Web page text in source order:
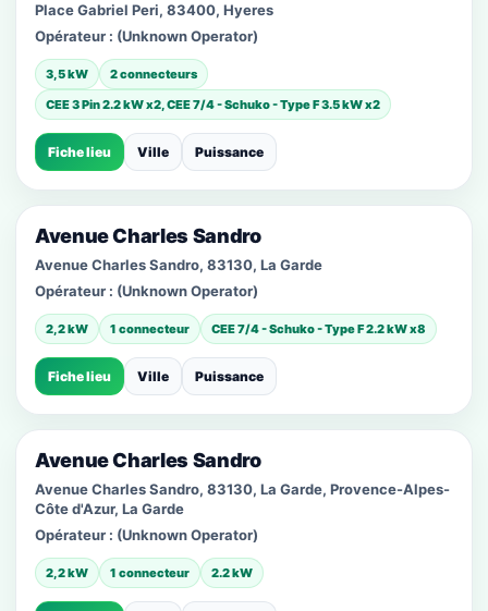
Place Gabriel Peri, 83400, Hyeres
Opérateur : (Unknown Operator)
3,5 kW
2 connecteurs
CEE 3 Pin 2.2 kW x2, CEE 7/4 - Schuko - Type F 3.5 kW x2
Fiche lieu Ville Puissance
Avenue Charles Sandro
Avenue Charles Sandro, 83130, La Garde
Opérateur : (Unknown Operator)
2,2 kW 1 connecteur CEE 7/4 - Schuko - Type F 2.2 kW x8
Fiche lieu Ville Puissance
Avenue Charles Sandro
Avenue Charles Sandro, 83130, La Garde, Provence-Alpes-
Côte d'Azur, La Garde
Opérateur : (Unknown Operator)
2,2 kW 1 connecteur 2.2 kW